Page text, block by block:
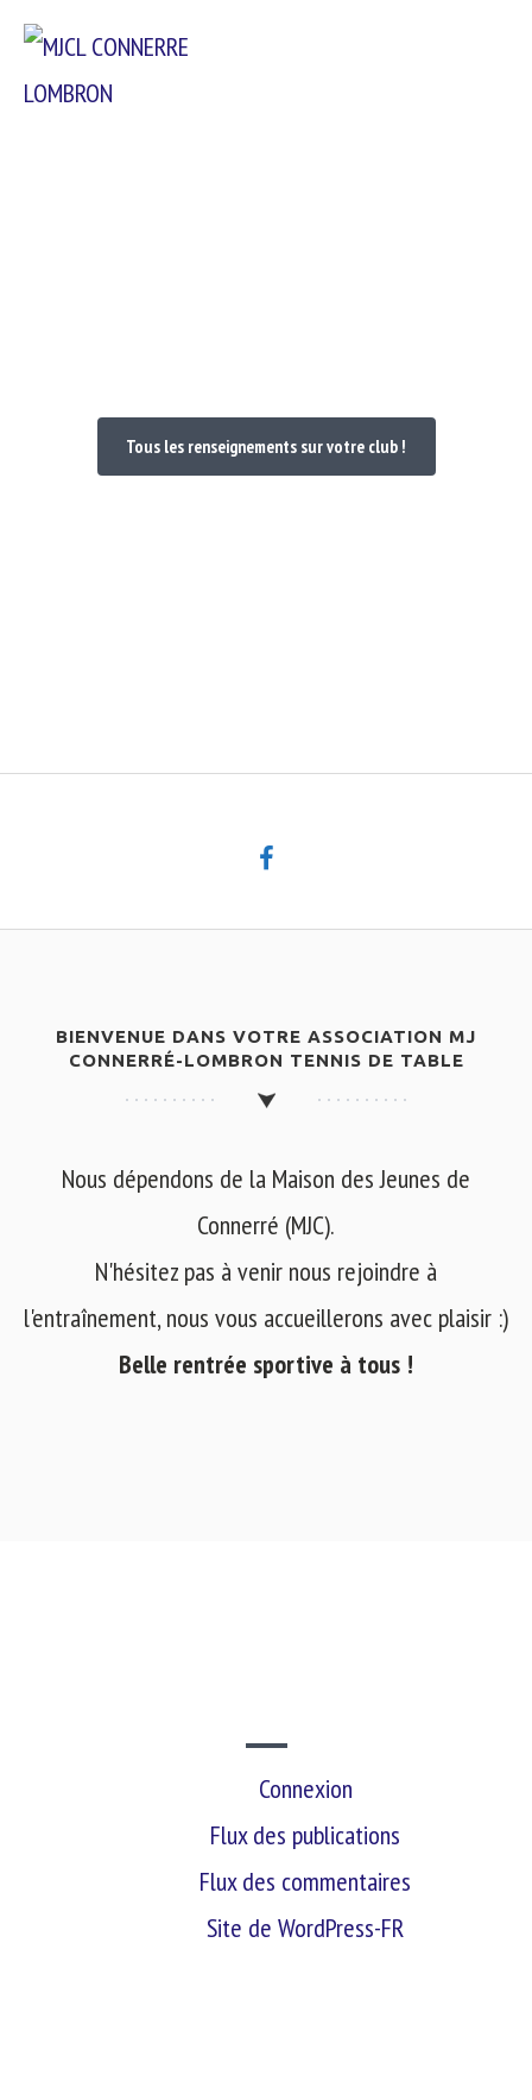
Passer
Tous les renseignements sur votre club !
BIENVENUE DANS VOTRE ASSOCIATION MJ
CONNERRÉ-LOMBRON TENNIS DE TABLE
Nous dépendons de la Maison des Jeunes de
Connerré (MJC).
N'hésitez pas à venir nous rejoindre à
l'entraînement, nous vous accueillerons avec plaisir :)
Belle rentrée sportive à tous !
Connexion
Flux des publications
Flux des commentaires
Site de WordPress-FR